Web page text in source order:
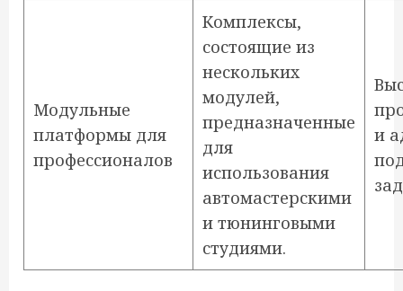
Модульные
платформы для
профессионалов
Комплексы,
состоящие из
нескольких
модулей,
предназначенные
для
использования
автомастерскими
и тюнинговыми
студиями.
и